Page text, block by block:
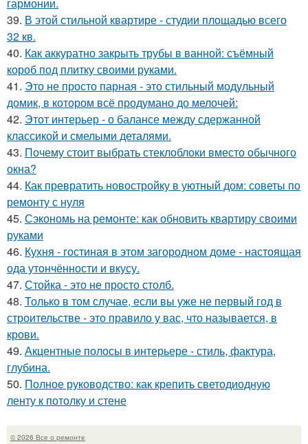
гармонии.
39. В этой стильной квартире - студии площадью всего
32 кв.
40. Как аккуратно закрыть трубы в ванной: съёмный
короб под плитку своими руками.
41. Это не просто парная - это стильный модульный
домик, в котором всё продумано до мелочей:
42. Этот интерьер - о балансе между сдержанной
классикой и смелыми деталями.
43. Почему стоит выбрать стеклоблоки вместо обычного
окна?
44. Как превратить новостройку в уютный дом: советы по
ремонту с нуля
45. Сэкономь на ремонте: как обновить квартиру своими
руками
46. Кухня - гостиная в этом загородном доме - настоящая
ода утончённости и вкусу.
47. Стойка - это не просто столб.
48. Только в том случае, если вы уже не первый год в
строительстве - это правило у вас, что называется, в
крови.
49. Акцентные полосы в интерьере - стиль, фактура,
глубина.
50. Полное руководство: как крепить светодиодную
ленту к потолку и стене
© 2026 Все о ремонте